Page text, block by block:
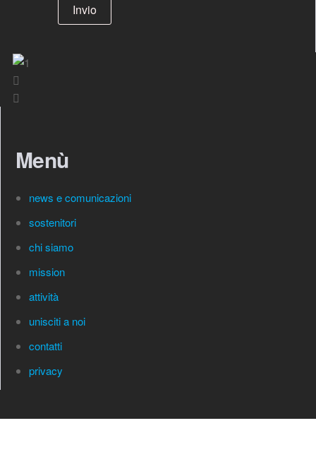
Invio
Menù
news e comunicazioni
sostenitori
chi siamo
mission
attività
unisciti a noi
contatti
privacy